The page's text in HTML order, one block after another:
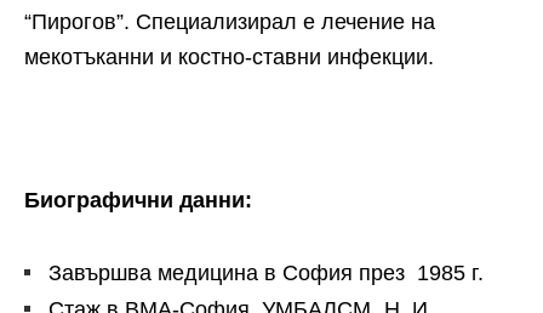
“Пирогов”. Специализирал е лечение на
мекотъканни и костно-ставни инфекции.
Биографични данни:
Завършва медицина в София през 1985 г.